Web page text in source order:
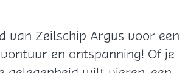
van Zeilschip Argus voor een
en ontspanning! Of je